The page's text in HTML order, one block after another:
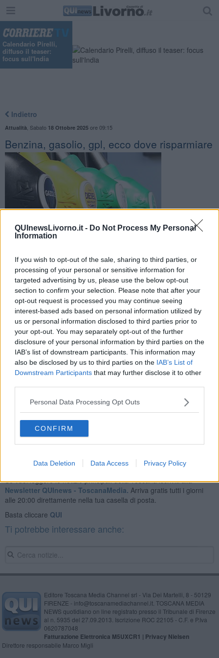
QUInewsLivorno.it - Do Not Process My Personal
Information
If you wish to opt-out of the sale, sharing to third parties, or
processing of your personal or sensitive information for
targeted advertising by us, please use the below opt-out
section to confirm your selection. Please note that after your
opt-out request is processed you may continue seeing
interest-based ads based on personal information utilized by
us or personal information disclosed to third parties prior to
your opt-out. You may separately opt-out of the further
disclosure of your personal information by third parties on the
IAB’s list of downstream participants. This information may
also be disclosed by us to third parties on the IAB’s List of
Downstream Participants that may further disclose it to other
Personal Data Processing Opt Outs
CONFIRM
Data Deletion Data Access Privacy Policy
Calendario Pirelli,
diffuso il teaser:
focus sull'India
Indietro
Attualità Sabato 18 Ottobre 2025ore 09:15
Benzina, gasolio, gpl, ecco dove risparmiare
Ecco l'elenco dei prezzi del carburante in provincia di Livorno.
Comune per comune gli impianti più economici dove fare
rifornimento.
PROVINCIA DI LIVORNO —Questi i prezzi dei carburantirilevati
al giorno 18 ottobre 2025 dalMinistero dello sviluppo
economico
Se vuoi leggere le notizie principali della Toscana iscriviti alla
Newsletter QUInews - ToscanaMedia. Arriva gratis tutti i giorni
alle 20:00 direttamente nella tua casella di posta.
Basta cliccare QUI
Ti potrebbe interessare anche:
Editore Toscana Media Channel srl - Via Dei Martelli, 8 - 50129
FIRENZE - info@toscanamediachannel.it. TOSCANA MEDIA
NEWS quotidiano on line registrato presso il Tribunale di Firenze
al n. 5935 del 27.09.2013. Iscrizione ROC 22105 - C.F. e P.Iva
0620787048
Fatturazione Elettronica M5UXCR1 | Privacy Nielsen
Direttore responsabile Marco Migli